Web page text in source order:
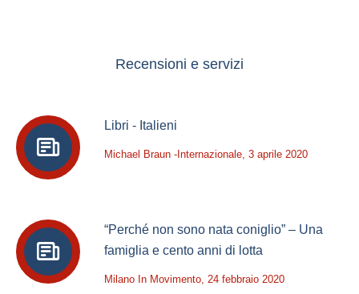
Recensioni e servizi
Libri - Italieni
Michael Braun -Internazionale, 3 aprile 2020
“Perché non sono nata coniglio” – Una
famiglia e cento anni di lotta
Milano In Movimento, 24 febbraio 2020